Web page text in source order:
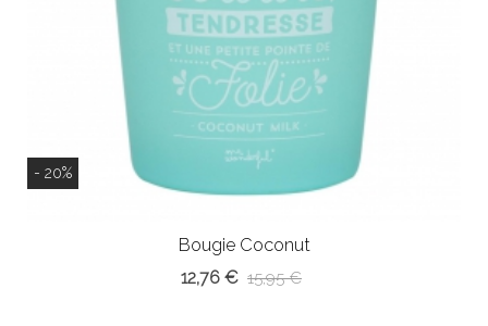
- 20%
Bougie Coconut
12,76 € 15,95 €